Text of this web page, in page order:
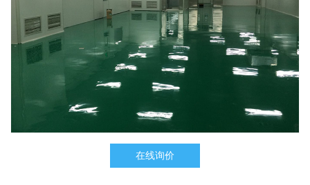
在线询价